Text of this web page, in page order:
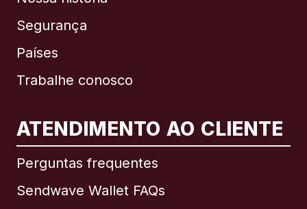
Segurança
Países
Trabalhe conosco
ATENDIMENTO AO CLIENTE
Perguntas frequentes
Sendwave Wallet FAQs
Internacional English